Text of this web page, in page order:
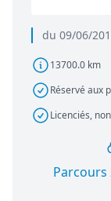
du 09/06/
13700.0 km
Réservé aux
Licenciés,
Parcours